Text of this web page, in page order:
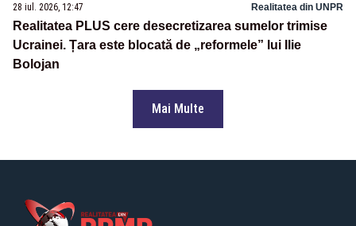
28 iul. 2026, 12:47 Realitatea din UNPR
Realitatea PLUS cere desecretizarea sumelor trimise
Ucrainei. Țara este blocată de „reformele” lui Ilie
Bolojan
Mai Multe